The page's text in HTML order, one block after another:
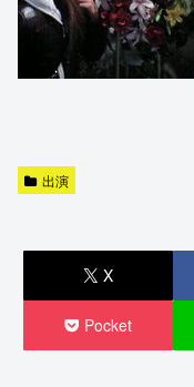
出演
X
Pocket